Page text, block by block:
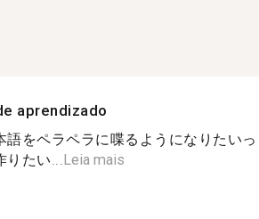
aprendizado
語をペラペラに喋るようになりたいっ
たい... Leia mais